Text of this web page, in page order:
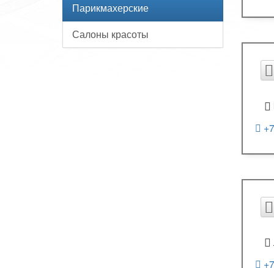
Парикмахерские
Салоны красоты